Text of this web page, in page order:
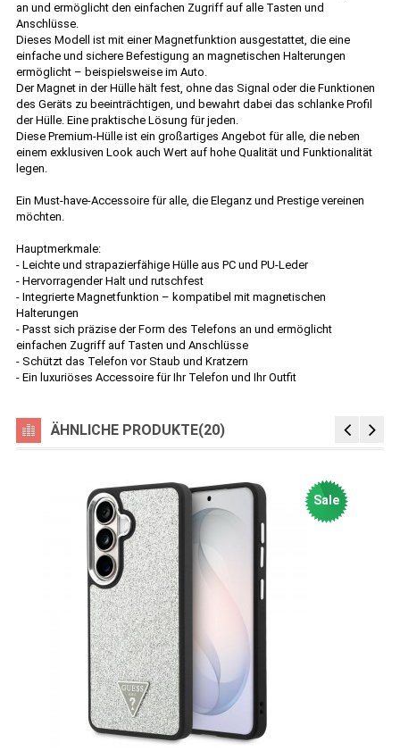
an und ermöglicht den einfachen Zugriff auf alle Tasten und
Anschlüsse.
Dieses Modell ist mit einer Magnetfunktion ausgestattet, die eine
einfache und sichere Befestigung an magnetischen Halterungen
ermöglicht – beispielsweise im Auto.
Der Magnet in der Hülle hält fest, ohne das Signal oder die Funktionen
des Geräts zu beeinträchtigen, und bewahrt dabei das schlanke Profil
der Hülle. Eine praktische Lösung für jeden.
Diese Premium-Hülle ist ein großartiges Angebot für alle, die neben
einem exklusiven Look auch Wert auf hohe Qualität und Funktionalität
legen.
Ein Must-have-Accessoire für alle, die Eleganz und Prestige vereinen
möchten.
Hauptmerkmale:
- Leichte und strapazierfähige Hülle aus PC und PU-Leder
- Hervorragender Halt und rutschfest
- Integrierte Magnetfunktion – kompatibel mit magnetischen
Halterungen
- Passt sich präzise der Form des Telefons an und ermöglicht
einfachen Zugriff auf Tasten und Anschlüsse
- Schützt das Telefon vor Staub und Kratzern
- Ein luxuriöses Accessoire für Ihr Telefon und Ihr Outfit
ÄHNLICHE PRODUKTE(20)
Sale